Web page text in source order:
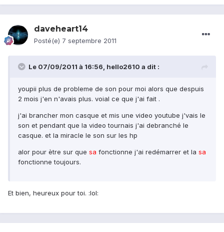
daveheart14
Posté(e) 7 septembre 2011
Le 07/09/2011 à 16:56, hello2610 a dit :
youpii plus de probleme de son pour moi alors que despuis
2 mois j'en n'avais plus. voial ce que j'ai fait .
j'ai brancher mon casque et mis une video youtube j'vais le
son et pendant que la video tournais j'ai debranché le
casque. et la miracle le son sur les hp
alor pour ètre sur que sa fonctionne j'ai redémarrer et la sa
fonctionne toujours.
Et bien, heureux pour toi. :lol: